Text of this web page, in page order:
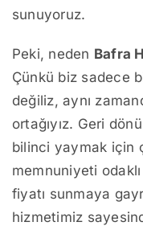
sunuyoruz.
Peki, neden Bafra
Çünkü biz sadece
değiliz, aynı
ortağıyız. Geri
bilinci yaymak için
memnuniyeti
fiyatı sunmaya
hizmetimiz